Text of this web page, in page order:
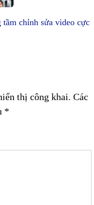
chỉnh sửa video cực
thị công khai. Các
*